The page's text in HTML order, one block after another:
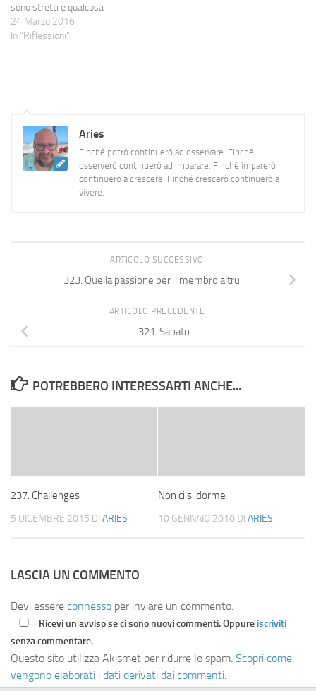
sono stretti e qualcosa
arriverà. Se non fosse chiaro,
questa è una di quelle sere in
24 Marzo 2016
In "Riflessioni"
Aries
Finché potrò continuerò ad osservare. Finché
osserverò continuerò ad imparare. Finché imparerò
continuerò a crescere. Finché crescerò continuerò a
vivere.
ARTICOLO SUCCESSIVO
323. Quella passione per il membro altrui
ARTICOLO PRECEDENTE
321. Sabato
POTREBBERO INTERESSARTI ANCHE...
237. Challenges
5 DICEMBRE 2015 DI ARIES
Non ci si dorme
10 GENNAIO 2010 DI ARIES
LASCIA UN COMMENTO
Devi essere connesso per inviare un commento.
Ricevi un avviso se ci sono nuovi commenti. Oppure iscriviti
senza commentare.
Questo sito utilizza Akismet per ridurre lo spam. Scopri come
vengono elaborati i dati derivati dai commenti.